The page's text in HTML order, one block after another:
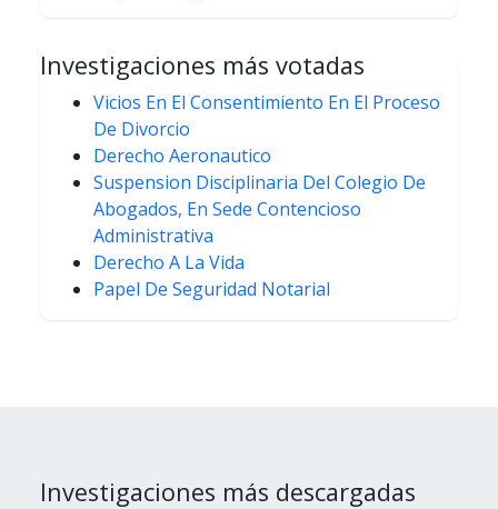
Investigaciones más votadas
Vicios En El Consentimiento En El Proceso
De Divorcio
Derecho Aeronautico
Suspension Disciplinaria Del Colegio De
Abogados, En Sede Contencioso
Administrativa
Derecho A La Vida
Papel De Seguridad Notarial
Investigaciones más descargadas